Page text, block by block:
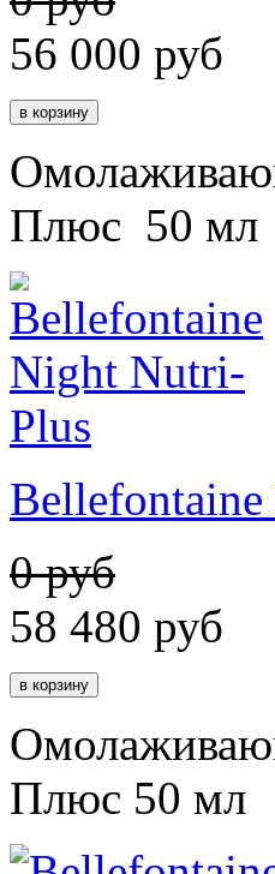
56 000 руб
Плюс 50 мл
0 руб
58 480 руб
Плюс 50 мл